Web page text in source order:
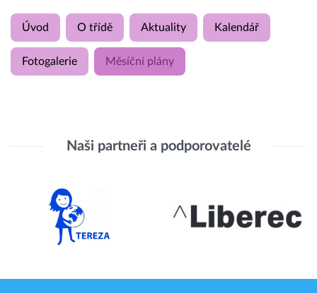
Úvod O třídě Aktuality Kalendář
Fotogalerie Měsíční plány
Naši partneři a podporovatelé